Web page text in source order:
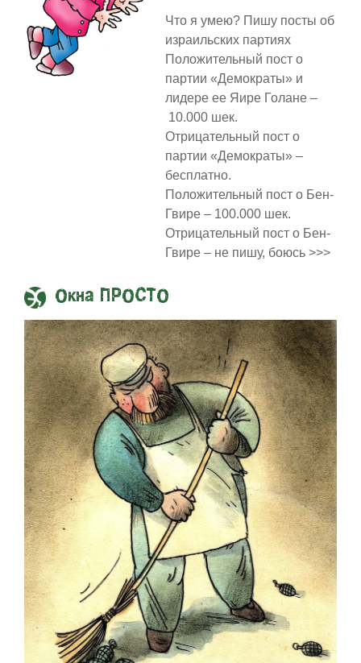
Что я умею? Пишу посты об
израильских партиях
Положительный пост о
партии «Демократы» и
лидере ее Яире Голане –
10.000 шек.
Отрицательный пост о
партии «Демократы» –
бесплатно.
Положительный пост о Бен-
Гвире – 100.000 шек.
Отрицательный пост о Бен-
Гвире – не пишу, боюсь >>>
Окна ПРОСТО